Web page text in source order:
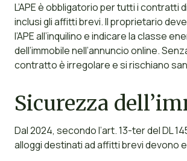
L’APE è obbligatorio per tutti i contratti
inclusi gli affitti brevi. Il proprietario
l’APE all’inquilino e indicare la classe
dell’immobile nell’annuncio online.
contratto è irregolare e si rischiano
Sicurezza
Dal 2024, secondo l’art. 13-ter del DL
alloggi destinati ad affitti brevi devono